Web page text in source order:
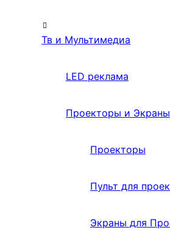
Тв и Мультимедиа
LED реклама
Проекторы и Экраны
Проекторы
Пульт для
Экраны для